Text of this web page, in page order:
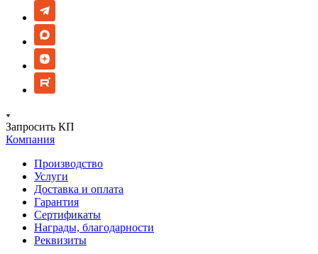
Запросить КП
Компания
Производство
Услуги
Доставка и оплата
Гарантия
Сертификаты
Награды, благодарности
Реквизиты